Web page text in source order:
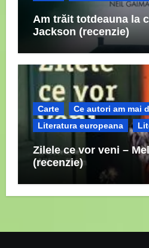
Am trăit totdeauna la
Jackson (recenzie)
Carte
Ce autori am mai
Literatura europeana
Zilele ce vor veni –
(recenzie)